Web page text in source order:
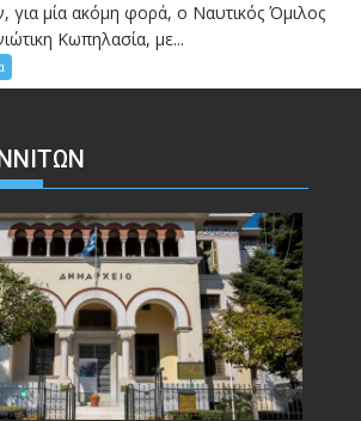
για μία ακόμη φορά, ο Ναυτικός Όμιλος
Κωπηλασία, με...